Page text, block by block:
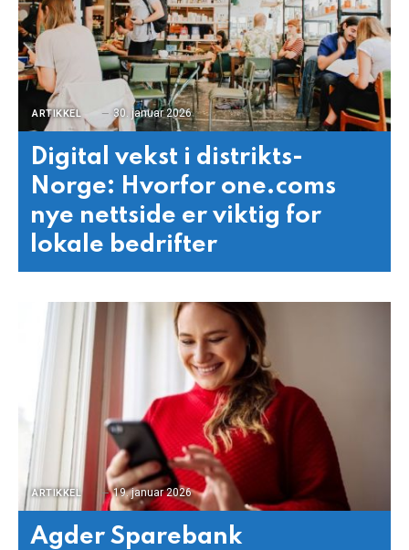
ARTIKKEL 30. januar 2026
Digital vekst i distrikts-
Norge: Hvorfor one.coms
nye nettside er viktig for
lokale bedrifter
ARTIKKEL 19. januar 2026
Agder Sparebank